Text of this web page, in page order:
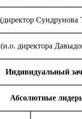
Сундрунова
директора
Индивидуальный
Абсолютные